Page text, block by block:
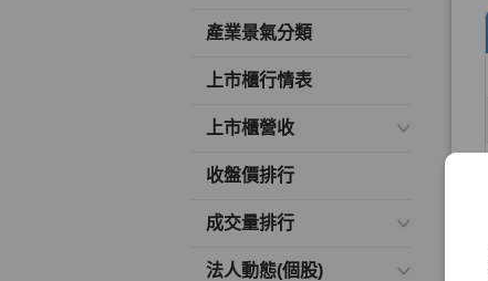
產業景氣分類
上市櫃行情表
上市櫃營收
收盤價排行
成交量排行
法人動態(個股)